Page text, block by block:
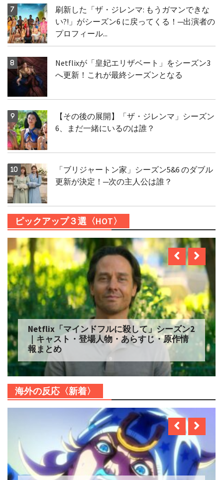
刷新した「ザ・ジレンマ: もうガマンできな
い?!」がシーズン6 に戻ってくる！─出演者の
プロフィール...
Netflixが「皇妃エリザベート」をシーズン3
へ更新！これが最終シーズンとなる
【その後の展開】「ザ・ジレンマ」シーズン
6、まだ一緒にいるのは誰？
「ブリジャートン家」シーズン5&6 のダブル
更新が決定！─次の主人公は誰？
ピックアップ３選〈HOT〉
Netflix「マインドフルに殺して」シーズン2
｜キャスト・登場人物・あらすじ・原作情
報まとめ
海外の反応〈新着〉